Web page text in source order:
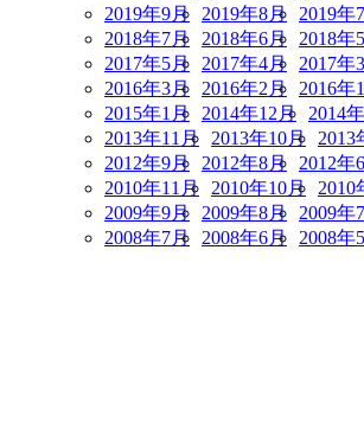
2019年9月
2019年8月 2019年
2018年7月
2018年6月 2018年
2017年5月
2017年4月 2017年
2016年3月
2016年2月 2016年
2015年1月
2014年12月 2014
2013年11月
2013年10月 2013
2012年9月
2012年8月 2012年
2010年11月
2010年10月 2010
2009年9月
2009年8月 2009年
2008年7月
2008年6月 2008年